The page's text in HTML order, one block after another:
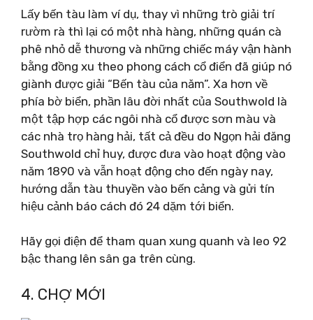
Lấy bến tàu làm ví dụ, thay vì những trò giải trí
rườm rà thì lại có một nhà hàng, những quán cà
phê nhỏ dễ thương và những chiếc máy vận hành
bằng đồng xu theo phong cách cổ điển đã giúp nó
giành được giải “Bến tàu của năm”. Xa hơn về
phía bờ biển, phần lâu đời nhất của Southwold là
một tập hợp các ngôi nhà cổ được sơn màu và
các nhà trọ hàng hải, tất cả đều do Ngọn hải đăng
Southwold chỉ huy, được đưa vào hoạt động vào
năm 1890 và vẫn hoạt động cho đến ngày nay,
hướng dẫn tàu thuyền vào bến cảng và gửi tín
hiệu cảnh báo cách đó 24 dặm tới biển.
Hãy gọi điện để tham quan xung quanh và leo 92
bậc thang lên sân ga trên cùng.
4. CHỢ MỚI